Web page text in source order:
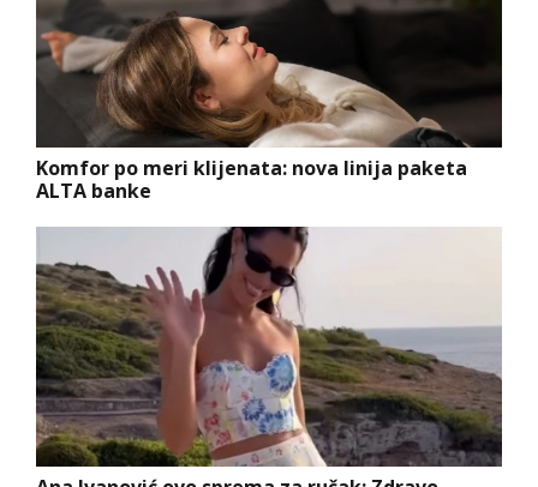
Komfor po meri klijenata: nova linija paketa
ALTA banke